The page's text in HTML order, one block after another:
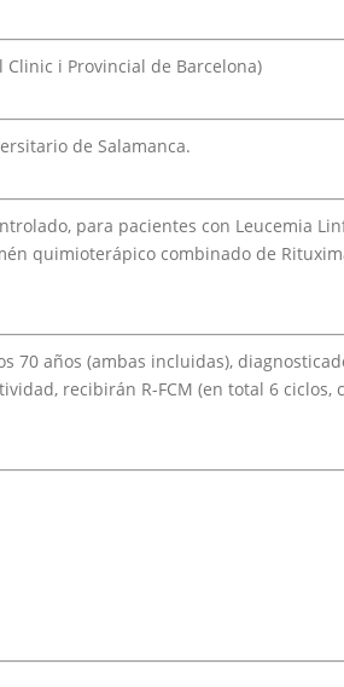
Clinic i Provincial de Barcelona)
de Salamanca.
para pacientes con Leucemia
quimioterápico combinado de
70 años (ambas incluidas),
recibirán R-FCM (en total 6